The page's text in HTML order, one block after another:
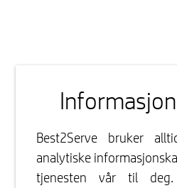
Best2Serve bruker
analytiske
tjenesten vår til